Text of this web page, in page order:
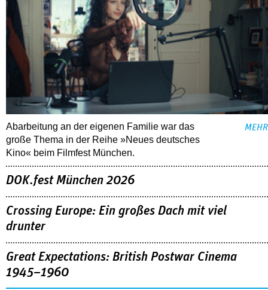
Abarbeitung an der eigenen Familie war das
große Thema in der Reihe »Neues deutsches
Kino« beim Filmfest München.
MEHR
DOK.fest München 2026
Crossing Europe: Ein großes Dach mit viel
drunter
Great Expectations: British Postwar Cinema
1945–1960